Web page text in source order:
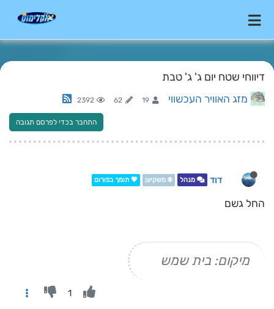
דיווחי שטח יום ג' ג' טבת
מזג האוויר העכשווי 19
62
2392
התחבר בכדי לפרסם תגובה
דוד מנהל ❄️ משקיען 💖 תומך בפורום
החל גשם
מיקום: בית שמש
1